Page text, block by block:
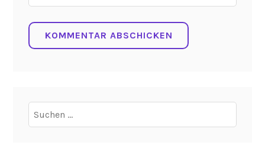
Suchen
nach: